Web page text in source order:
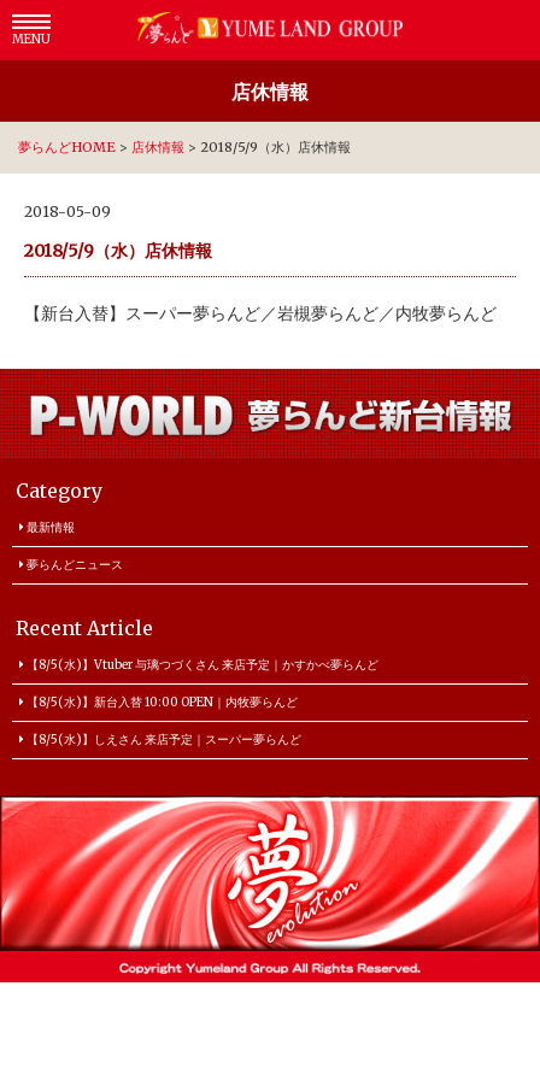
MENU
店休情報
夢らんどHOME > 店休情報 > 2018/5/9（水）店休情報
2018-05-09
2018/5/9（水）店休情報
【新台入替】スーパー夢らんど／岩槻夢らんど／内牧夢らんど
Category
最新情報
夢らんどニュース
Recent Article
【8/5(水)】Vtuber 与璃つづくさん 来店予定｜かすかべ夢らんど
【8/5(水)】新台入替 10:00 OPEN｜内牧夢らんど
【8/5(水)】しえさん 来店予定｜スーパー夢らんど